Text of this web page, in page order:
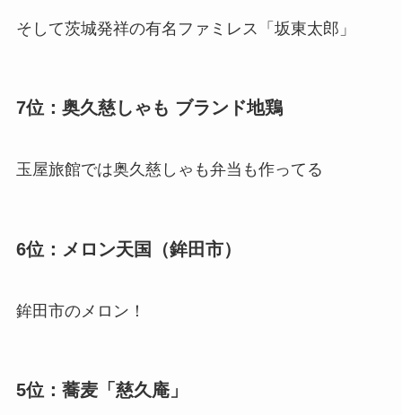
そして茨城発祥の有名ファミレス「坂東太郎」
7位：奥久慈しゃも ブランド地鶏
玉屋旅館では奥久慈しゃも弁当も作ってる
6位：メロン天国（鉾田市）
鉾田市のメロン！
5位：蕎麦「慈久庵」